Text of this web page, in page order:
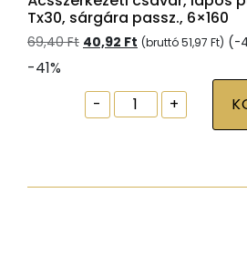
Tx30, sárgára passz., 6×160
69,40Ft Original
69,40 Ft.
40,92 Ft Current
40,92 Ft.
(bruttó51,97 Ft) (-
-41%
-
Ácsszerkezeti
csavar,
fejjel,
+